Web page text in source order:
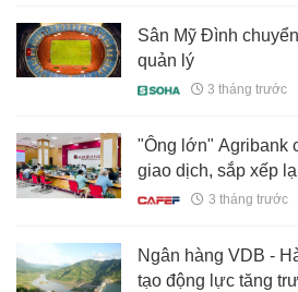
Sân Mỹ Đình
quản lý
3 tháng trước
"Ông lớn" Agribank
giao dịch, sắp xếp
3 tháng trước
Ngân hàng VDB -
tạo động lực tăng